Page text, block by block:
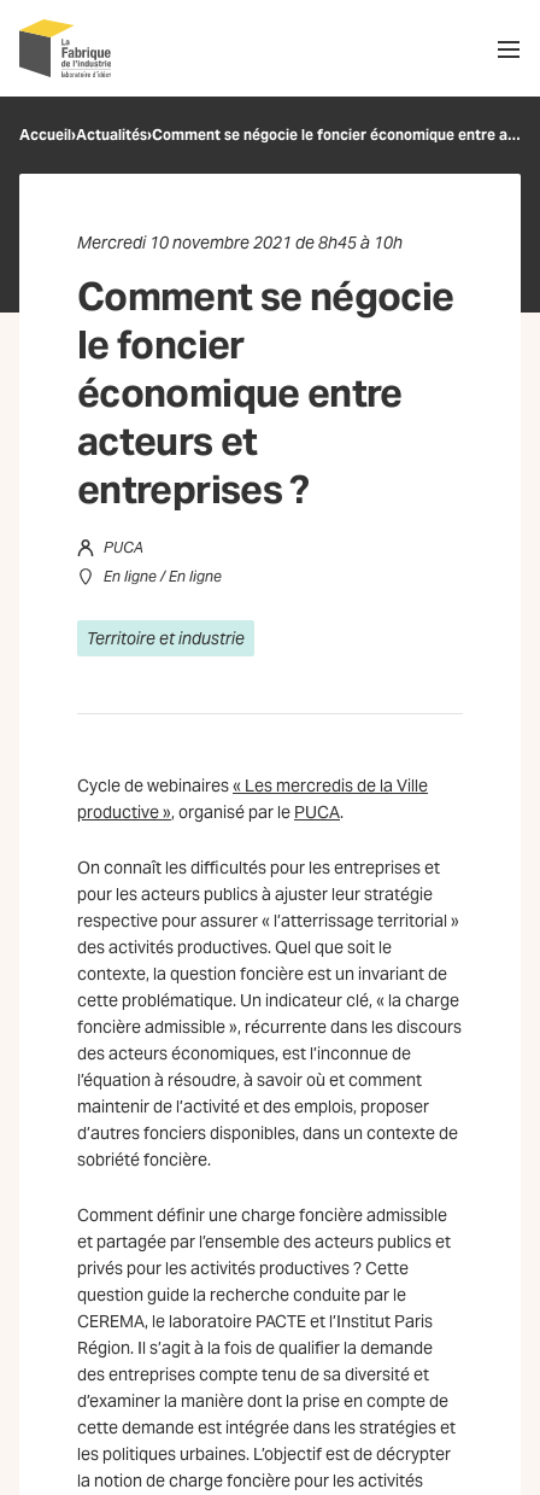
Recherche
Accueil›Actualités› Comment se négocie le foncier économique entre acteurs et entreprises ?
Mercredi 10 novembre 2021 de 8h45 à 10h
Comment se négocie
le foncier
économique entre
acteurs et
entreprises ?
PUCA
En ligne / En ligne
Territoire et industrie
Cycle de webinaires« Les mercredis de la Ville
productive », organisé par le PUCA.
On connaît les difficultés pour les entreprises et
pour les acteurs publics à ajuster leur stratégie
respective pour assurer « l’atterrissage territorial »
des activités productives. Quel que soit le
contexte, la question foncière est un invariant de
cette problématique. Un indicateur clé, « la charge
foncière admissible », récurrente dans les discours
des acteurs économiques, est l’inconnue de
l’équation à résoudre, à savoir où et comment
maintenir de l’activité et des emplois, proposer
d’autres fonciers disponibles, dans un contexte de
sobriété foncière.
Comment définir une charge foncière admissible
et partagée par l’ensemble des acteurs publics et
privés pour les activités productives ? Cette
question guide la recherche conduite par le
CEREMA, le laboratoire PACTE et l’Institut Paris
Région. Il s’agit à la fois de qualifier la demande
des entreprises compte tenu de sa diversité et
d’examiner la manière dont la prise en compte de
cette demande est intégrée dans les stratégies et
les politiques urbaines. L’objectif est de décrypter
la notion de charge foncière pour les activités